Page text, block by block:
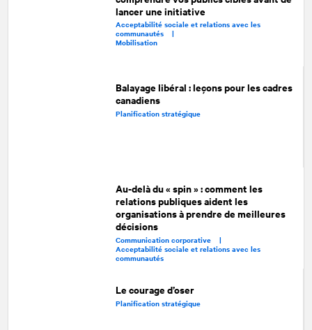
lancer une initiative
Acceptabilité sociale et relations avec les
communautés |
Mobilisation
Balayage libéral : leçons pour les cadres
canadiens
Planification stratégique
Au-delà du « spin » : comment les
relations publiques aident les
organisations à prendre de meilleures
décisions
Communication corporative |
Acceptabilité sociale et relations avec les
communautés
Le courage d’oser
Planification stratégique